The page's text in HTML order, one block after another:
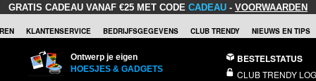
GRATIS CADEAU VANAF €25 MET CODE CADEAU - VOORWAARDEN
KLANTENSERVICE BEDRIJFSGEGEVENS CLUB TRENDY NIEUWS EN TIPS
Ontwerp je eigen
HOESJES & GADGETS
BESTELSTATUS
CLUB TRENDY